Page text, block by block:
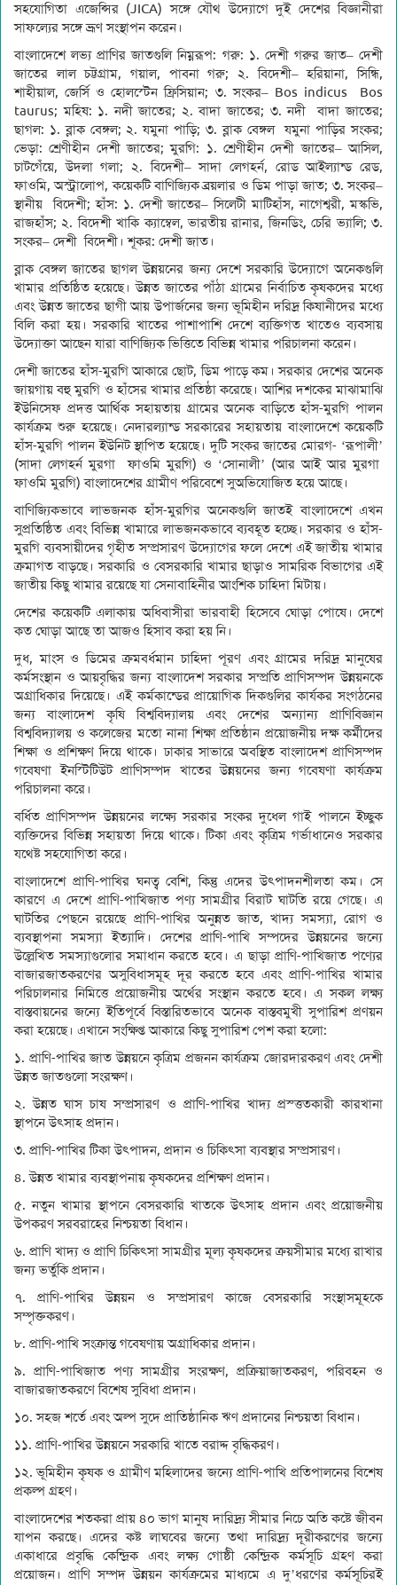
সহযোগিতা এজেন্সির (JICA) সঙ্গে যৌথ উদ্যোগে দুই দেশের বিজ্ঞানীরা
সাফল্যের সঙ্গে ভ্রূণ সংস্থাপন করেন।
বাংলাদেশে লভ্য প্রাণির জাতগুলি নিম্নরূপ: গরু: ১. দেশী গরুর জাত– দেশী
জাতের লাল চট্টগ্রাম, গয়াল, পাবনা গরু; ২. বিদেশী– হরিয়ানা, সিন্ধি,
শাহীয়াল, জের্সি ও হোলস্টেন ফ্রিসিয়ান; ৩. সংকর– Bos indicus Bos
taurus; মহিষ: ১. নদী জাতের; ২. বাদা জাতের; ৩. নদী বাদা জাতের;
ছাগল: ১. ব্লাক বেঙ্গল; ২. যমুনা পাড়ি; ৩. ব্লাক বেঙ্গল যমুনা পাড়ির সংকর;
ভেড়া: শ্রেণীহীন দেশী জাতের; মুরগি: ১. শ্রেণীহীন দেশী জাতের– আসিল,
চাটগেঁয়ে, উদলা গলা; ২. বিদেশী– সাদা লেগহর্ন, রোড আইল্যান্ড রেড,
ফাওমি, অস্ট্রালোপ, কয়েকটি বাণিজ্যিক ব্রয়লার ও ডিম পাড়া জাত; ৩. সংকর–
স্থানীয় বিদেশী; হাঁস: ১. দেশী জাতের– সিলেটী মাটিহাঁস, নাগেশ্বরী, মস্কভি,
রাজহাঁস; ২. বিদেশী খাকি ক্যাম্বেল, ভারতীয় রানার, জিনডিং, চেরি ভ্যালি; ৩.
সংকর– দেশী বিদেশী। শূকর: দেশী জাত।
ব্লাক বেঙ্গল জাতের ছাগল উন্নয়নের জন্য দেশে সরকারি উদ্যোগে অনেকগুলি
খামার প্রতিষ্ঠিত হয়েছে। উন্নত জাতের পাঁঠা গ্রামের নির্বাচিত কৃষকদের মধ্যে
এবং উন্নত জাতের ছাগী আয় উপার্জনের জন্য ভূমিহীন দরিদ্র কিষানীদের মধ্যে
বিলি করা হয়। সরকারি খাতের পাশাপাশি দেশে ব্যক্তিগত খাতেও ব্যবসায়
উদ্যোক্তা আছেন যারা বাণিজ্যিক ভিত্তিতে বিভিন্ন খামার পরিচালনা করেন।
দেশী জাতের হাঁস-মুরগি আকারে ছোট, ডিম পাড়ে কম। সরকার দেশের অনেক
জায়গায় বহু মুরগি ও হাঁসের খামার প্রতিষ্ঠা করেছে। আশির দশকের মাঝামাঝি
ইউনিসেফ প্রদত্ত আর্থিক সহায়তায় গ্রামের অনেক বাড়িতে হাঁস-মুরগি পালন
কার্যক্রম শুরু হয়েছে। নেদারল্যান্ড সরকারের সহায়তায় বাংলাদেশে কয়েকটি
হাঁস-মুরগি পালন ইউনিট স্থাপিত হয়েছে। দুটি সংকর জাতের মোরগ- ‘রূপালী’
(সাদা লেগহর্ন মুরগা ফাওমি মুরগি) ও ‘সোনালী’ (আর আই আর মুরগা
ফাওমি মুরগি) বাংলাদেশের গ্রামীণ পরিবেশে সুঅভিযোজিত হয়ে আছে।
বাণিজ্যিকভাবে লাভজনক হাঁস-মুরগির অনেকগুলি জাতই বাংলাদেশে এখন
সুপ্রতিষ্ঠিত এবং বিভিন্ন খামারে লাভজনকভাবে ব্যবহূত হচ্ছে। সরকার ও হাঁস-
মুরগি ব্যবসায়ীদের গৃহীত সম্প্রসারণ উদ্যোগের ফলে দেশে এই জাতীয় খামার
ক্রমাগত বাড়ছে। সরকারি ও বেসরকারি খামার ছাড়াও সামরিক বিভাগের এই
জাতীয় কিছু খামার রয়েছে যা সেনাবাহিনীর আংশিক চাহিদা মিটায়।
দেশের কয়েকটি এলাকায় অধিবাসীরা ভারবাহী হিসেবে ঘোড়া পোষে। দেশে
কত ঘোড়া আছে তা আজও হিসাব করা হয় নি।
দুধ, মাংস ও ডিমের ক্রমবর্ধমান চাহিদা পূরণ এবং গ্রামের দরিদ্র মানুষের
কর্মসংস্থান ও আয়বৃদ্ধির জন্য বাংলাদেশ সরকার সম্প্রতি প্রাণিসম্পদ উন্নয়নকে
অগ্রাধিকার দিয়েছে। এই কর্মকান্ডের প্রায়োগিক দিকগুলির কার্যকর সংগঠনের
জন্য বাংলাদেশ কৃষি বিশ্ববিদ্যালয় এবং দেশের অন্যান্য প্রাণিবিজ্ঞান
বিশ্ববিদ্যালয় ও কলেজের মতো নানা শিক্ষা প্রতিষ্ঠান প্রয়োজনীয় দক্ষ কর্মীদের
শিক্ষা ও প্রশিক্ষণ দিয়ে থাকে। ঢাকার সাভারে অবস্থিত বাংলাদেশ প্রাণিসম্পদ
গবেষণা ইনস্টিটিউট প্রাণিসম্পদ খাতের উন্নয়নের জন্য গবেষণা কার্যক্রম
পরিচালনা করে।
বর্ধিত প্রাণিসম্পদ উন্নয়নের লক্ষ্যে সরকার সংকর দুধেল গাই পালনে ইচ্ছুক
ব্যক্তিদের বিভিন্ন সহায়তা দিয়ে থাকে। টিকা এবং কৃত্রিম গর্ভাধানেও সরকার
যথেষ্ট সহযোগিতা করে।
বাংলাদেশে প্রাণি-পাখির ঘনত্ব বেশি, কিন্তু এদের উৎপাদনশীলতা কম। সে
কারণে এ দেশে প্রাণি-পাখিজাত পণ্য সামগ্রীর বিরাট ঘাটতি রয়ে গেছে। এ
ঘাটতির পেছনে রয়েছে প্রাণি-পাখির অনুন্নত জাত, খাদ্য সমস্যা, রোগ ও
ব্যবস্থাপনা সমস্যা ইত্যাদি। দেশের প্রাণি-পাখি সম্পদের উন্নয়নের জন্যে
উল্লেখিত সমস্যাগুলোর সমাধান করতে হবে। এ ছাড়া প্রাণি-পাখিজাত পণ্যের
বাজারজাতকরণের অসুবিধাসমূহ দূর করতে হবে এবং প্রাণি-পাখির খামার
পরিচালনার নিমিত্তে প্রয়োজনীয় অর্থের সংস্থান করতে হবে। এ সকল লক্ষ্য
বাস্তবায়নের জন্যে ইতিপূর্বে বিস্তারিতভাবে অনেক বাস্তবমুখী সুপারিশ প্রণয়ন
করা হয়েছে। এখানে সংক্ষিপ্ত আকারে কিছু সুপারিশ পেশ করা হলো:
১. প্রাণি-পাখির জাত উন্নয়নে কৃত্রিম প্রজনন কার্যক্রম জোরদারকরণ এবং দেশী
উন্নত জাতগুলো সংরক্ষণ।
২. উন্নত ঘাস চাষ সম্প্রসারণ ও প্রাণি-পাখির খাদ্য প্রস্ত্ততকারী কারখানা
স্থাপনে উৎসাহ প্রদান।
৩. প্রাণি-পাখির টিকা উৎপাদন, প্রদান ও চিকিৎসা ব্যবস্থার সম্প্রসারণ।
৪. উন্নত খামার ব্যবস্থাপনায় কৃষকদের প্রশিক্ষণ প্রদান।
৫. নতুন খামার স্থাপনে বেসরকারি খাতকে উৎসাহ প্রদান এবং প্রয়োজনীয়
উপকরণ সরবরাহের নিশ্চয়তা বিধান।
৬. প্রাণি খাদ্য ও প্রাণি চিকিৎসা সামগ্রীর মূল্য কৃষকদের ক্রয়সীমার মধ্যে রাখার
জন্য ভর্তুকি প্রদান।
৭. প্রাণি-পাখির উন্নয়ন ও সম্প্রসারণ কাজে বেসরকারি সংস্থাসমূহকে
সম্পৃক্তকরণ।
৮. প্রাণি-পাখি সংক্রান্ত গবেষণায় অগ্রাধিকার প্রদান।
৯. প্রাণি-পাখিজাত পণ্য সামগ্রীর সংরক্ষণ, প্রক্রিয়াজাতকরণ, পরিবহন ও
বাজারজাতকরণে বিশেষ সুবিধা প্রদান।
১০. সহজ শর্তে এবং অল্প সুদে প্রাতিষ্ঠানিক ঋণ প্রদানের নিশ্চয়তা বিধান।
১১. প্রাণি-পাখির উন্নয়নে সরকারি খাতে বরাদ্দ বৃদ্ধিকরণ।
১২. ভূমিহীন কৃষক ও গ্রামীণ মহিলাদের জন্যে প্রাণি-পাখি প্রতিপালনের বিশেষ
প্রকল্প গ্রহণ।
বাংলাদেশের শতকরা প্রায় ৪০ ভাগ মানুষ দারিদ্র্য সীমার নিচে অতি কষ্টে জীবন
যাপন করছে। এদের কষ্ট লাঘবের জন্যে তথা দারিদ্র্য দূরীকরণের জন্যে
একাধারে প্রবৃদ্ধি কেন্দ্রিক এবং লক্ষ্য গোষ্ঠী কেন্দ্রিক কর্মসূচি গ্রহণ করা
প্রয়োজন। প্রাণি সম্পদ উন্নয়ন কার্যক্রমের মাধ্যমে এ দু’ধরণের কর্মসূচিরই